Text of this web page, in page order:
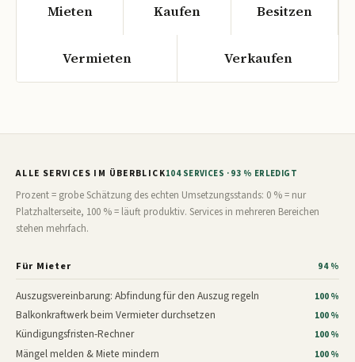
Mieten Kaufen Besitzen
Vermieten Verkaufen
ALLE SERVICES IM ÜBERBLICK104 SERVICES · 93 % ERLEDIGT
Prozent = grobe Schätzung des echten Umsetzungsstands: 0 % = nur
Platzhalterseite, 100 % = läuft produktiv. Services in mehreren Bereichen
stehen mehrfach.
Für Mieter 94 %
Auszugsvereinbarung: Abfindung für den Auszug regeln 100 %
Balkonkraftwerk beim Vermieter durchsetzen 100 %
Kündigungsfristen-Rechner 100 %
Mängel melden & Miete mindern 100 %